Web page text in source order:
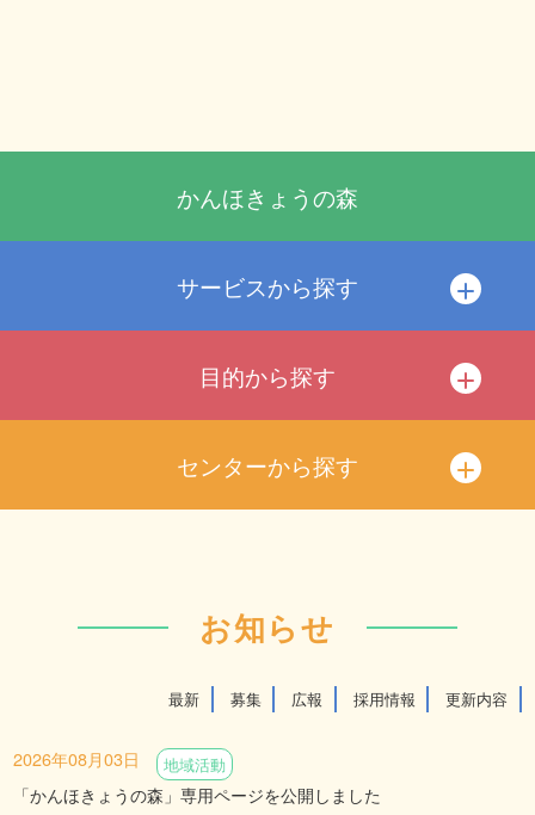
かんほきょうの森
サービスから探す
目的から探す
センターから探す
お知らせ
最新 募集 広報 採用情報 更新内容
2026年08月03日 地域活動
「かんほきょうの森」専用ページを公開しました